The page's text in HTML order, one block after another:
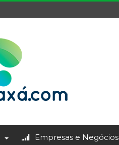
Empresas e Negócios